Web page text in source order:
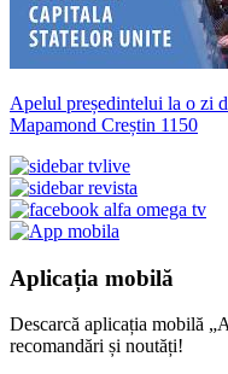
Apelul președintelui la o zi
Mapamond Creștin 1150
Aplicația mobilă
Descarcă aplicația mobilă
recomandări și noutăți!